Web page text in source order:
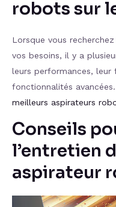
robots sur
Lorsque vous
vos besoins, il y a
leurs performances, leur
fonctionnalités
meilleurs aspirateurs
Conseils
l’entretien
aspirateur